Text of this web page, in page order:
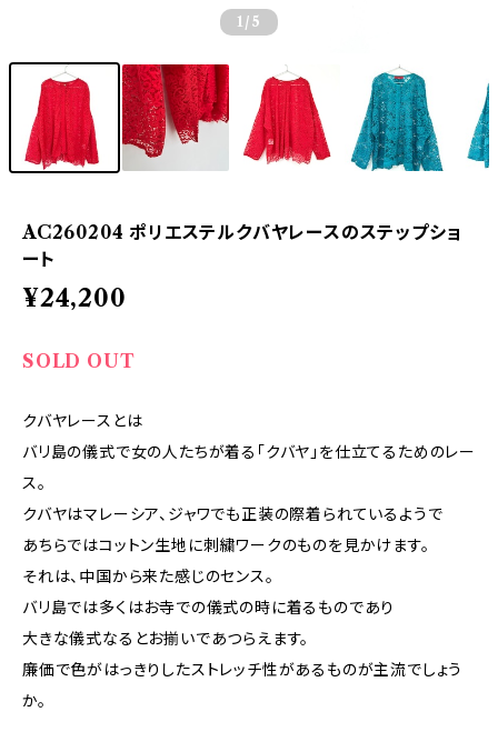
1 /5
AC260204 ポリエステルクバヤレースのステップショ
ート
¥24,200
SOLD OUT
クバヤレースとは
バリ島の儀式で女の人たちが着る「クバヤ」を仕立てるためのレー
ス。
クバヤはマレーシア、ジャワでも正装の際着られているようで
あちらではコットン生地に刺繍ワークのものを見かけます。
それは、中国から来た感じのセンス。
バリ島では多くはお寺での儀式の時に着るものであり
大きな儀式なるとお揃いであつらえます。
廉価で色がはっきりしたストレッチ性があるものが主流でしょう
か。